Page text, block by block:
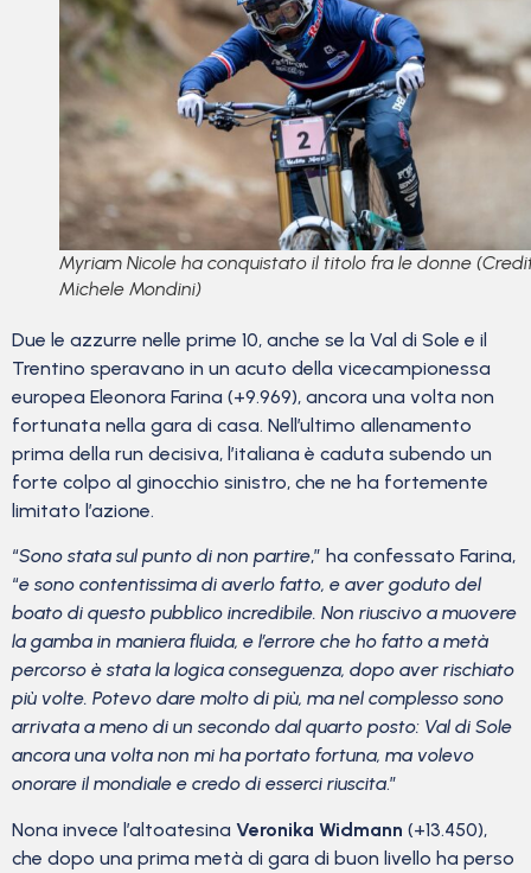
Myriam Nicole ha conquistato il titolo fra le donne
Michele Mondini)
Due le azzurre nelle prime 10, anche se la Val di Sole e il
Trentino speravano in un acuto della vicecampionessa
europea Eleonora Farina (+9.969), ancora una volta non
fortunata nella gara di casa. Nell’ultimo allenamento
prima della run decisiva, l’italiana è caduta subendo un
forte colpo al ginocchio sinistro, che ne ha fortemente
limitato l’azione.
“Sono stata sul punto di non partire,” ha confessato Farina,
“e sono contentissima di averlo fatto, e aver goduto del
boato di questo pubblico incredibile. Non riuscivo a muovere
la gamba in maniera fluida, e l’errore che ho fatto a metà
percorso è stata la logica conseguenza, dopo aver rischiato
più volte. Potevo dare molto di più, ma nel complesso sono
arrivata a meno di un secondo dal quarto posto: Val di Sole
ancora una volta non mi ha portato fortuna, ma volevo
onorare il mondiale e credo di esserci riuscita.”
Nona invece l’altoatesina Veronika Widmann (+13.450),
che dopo una prima metà di gara di buon livello ha perso